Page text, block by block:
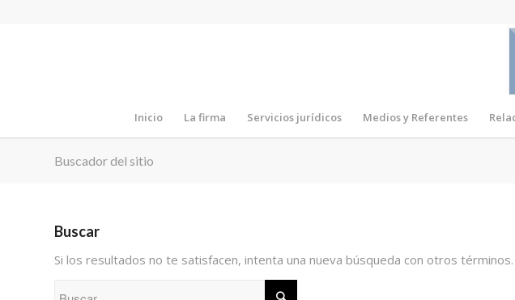
Inicio La firma Servicios jurídicos Medios y Referentes
Buscador del sitio
Buscar
Si los resultados no te satisfacen, intenta una nueva búsqueda con otros términos.